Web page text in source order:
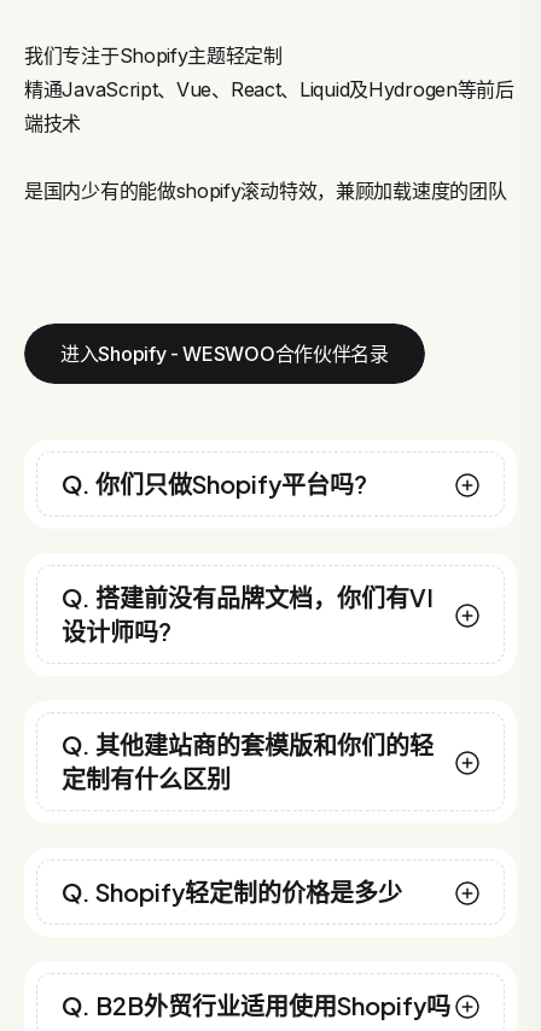
我们专注于Shopify主题轻定制
精通JavaScript、Vue、React、Liquid及Hydrogen等前后
端技术
是国内少有的能做shopify滚动特效，兼顾加载速度的团队
进入Shopify - WESWOO合作伙伴名录
Q. 你们只做Shopify平台吗?
Q. 搭建前没有品牌文档，你们有VI
设计师吗?
Q. 其他建站商的套模版和你们的轻
定制有什么区别
Q. Shopify轻定制的价格是多少
Q. B2B外贸行业适用使用Shopify吗